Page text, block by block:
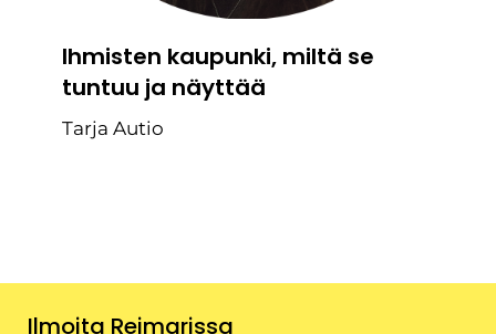
Ihmisten kaupunki, miltä se
tuntuu ja näyttää
Tarja Autio
Ilmoita Reimarissa